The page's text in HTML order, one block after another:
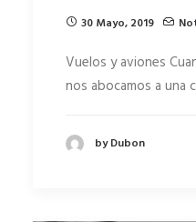
30 Mayo, 2019
Vuelos y aviones
nos abocamos a una
by Dubon